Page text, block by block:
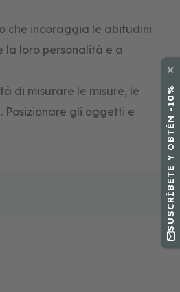
che incoraggia le abitudini
la loro personalità e a
di misurare le misure, le
Posizionare gli oggetti e
✕
SUSCRÍBETE Y OBTÉN -10%